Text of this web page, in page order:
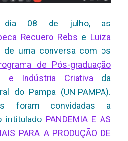
dia 08 de julho, as
Recuero Rebs e Luiza
de uma conversa com os
de Pós-graduação
e Indústria Criativa da
do Pampa (UNIPAMPA).
foram convidadas a
intitulado PANDEMIA E AS
PARA A PRODUÇÃO DE